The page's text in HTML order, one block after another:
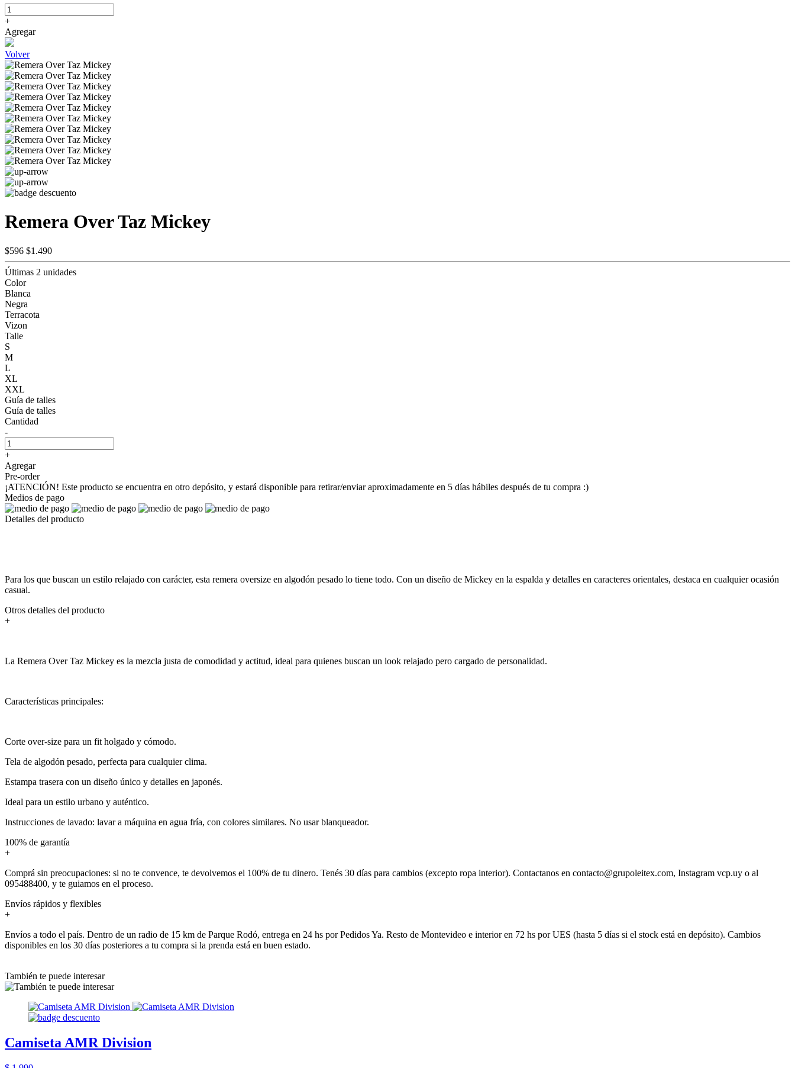
+
Agregar
Volver
Remera Over Taz Mickey
$596 $1.490
Últimas 2 unidades
Color
Blanca
Negra
Terracota
Vizon
Talle
S
M
L
XL
XXL
Guía de talles
Guía de talles
Cantidad
-
+
Agregar
Pre-order
¡ATENCIÓN! Este producto se encuentra en otro depósito, y estará disponible para retirar/enviar aproximadamente en 5 días hábiles después de tu compra :)
Medios de pago
Detalles del producto
Para los que buscan un estilo relajado con carácter, esta remera oversize en algodón pesado lo tiene todo. Con un diseño de Mickey en la espalda y detalles en caracteres orientales, destaca en cualquier ocasión
casual.
Otros detalles del producto
+
La Remera Over Taz Mickey es la mezcla justa de comodidad y actitud, ideal para quienes buscan un look relajado pero cargado de personalidad.
Características principales:
Corte over-size para un fit holgado y cómodo.
Tela de algodón pesado, perfecta para cualquier clima.
Estampa trasera con un diseño único y detalles en japonés.
Ideal para un estilo urbano y auténtico.
Instrucciones de lavado: lavar a máquina en agua fría, con colores similares. No usar blanqueador.
100% de garantía
+
Comprá sin preocupaciones: si no te convence, te devolvemos el 100% de tu dinero. Tenés 30 días para cambios (excepto ropa interior). Contactanos en contacto@grupoleitex.com, Instagram vcp.uy o al
095488400, y te guiamos en el proceso.
Envíos rápidos y flexibles
+
Envíos a todo el país. Dentro de un radio de 15 km de Parque Rodó, entrega en 24 hs por Pedidos Ya. Resto de Montevideo e interior en 72 hs por UES (hasta 5 días si el stock está en depósito). Cambios
disponibles en los 30 días posteriores a tu compra si la prenda está en buen estado.
También te puede interesar
Camiseta AMR Division